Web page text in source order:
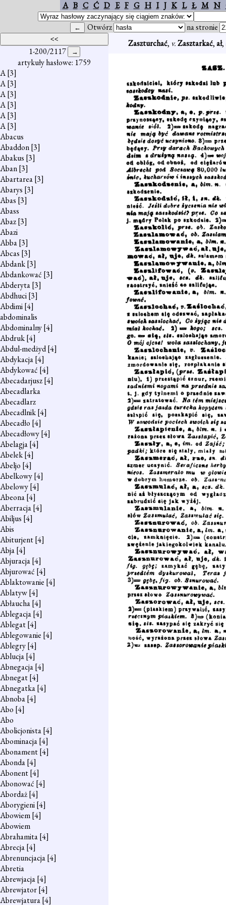
A B C Ć D E F G H I J K L Ł M N
Otwórz na stronie
1-200/2117
artykuły hasłowe: 1759
A[3]
A[3]
A[3]
A[3]
A[3]
A[3]
Abacus
Abaddon[3]
Abakus [3]
Aban[3]
Abartarea[3]
Abarys [3]
Abas [3]
Abass
Abaz[3]
Abazi
Abba[3]
Abcas [3]
Abdank[3]
Abdankować [3]
Abderyta[3]
Abdhuci[3]
Abdimi[4]
abdominalis
Abdominalny[4]
Abdruk[4]
Abdul-medżyd[4]
Abdykacja[4]
Abdykować [4]
Abecadarjusz[4]
Abecadlarka
Abecadlarz
Abecadlnik[4]
Abecadło [4]
Abecadłowy[4]
Abelagja[4]
Abelek[4]
Abeljo [4]
Abelkowy[4]
Abelowy[4]
Abeona[4]
Aberracja[4]
Abiljus [4]
Abis
Abiturjent[4]
Abja[4]
Abjuracja[4]
Abjurować [4]
Ablaktowanie [4]
Ablatyw[4]
Abłaucha[4]
Ablegacja[4]
Ablegat[4]
Ablegowanie [4]
Ablegry[4]
Ablucja[4]
Abnegacja[4]
Abnegat[4]
Abnegatka[4]
Abnoba[4]
Abo [4]
Abo
Abolicjonista[4]
Abominacja[4]
Abonament[4]
Abonda[4]
Abonent[4]
Abonować [4]
Abordaż[4]
Aborygieni[4]
Abowiem[4]
Abowiem
Abrahamita[4]
Abrecja[4]
Abrenuncjacja[4]
Abretia
Abrewjacja[4]
Abrewjator[4]
Abrewjatura[4]
Zaszturchać, v.Zasztarkać,ał,